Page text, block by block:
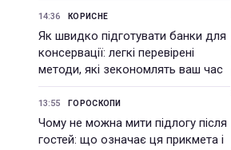
14:36 КОРИСНЕ
Як швидко підготувати банки для
консервації: легкі перевірені
методи, які зекономлять ваш час
13:55 ГОРОСКОПИ
Чому не можна мити підлогу після
гостей: що означає ця прикмета і